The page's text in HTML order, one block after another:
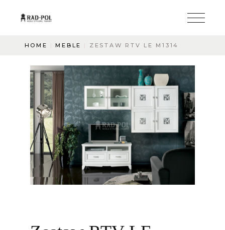
HOME MEBLE ZESTAW RTV LE M1314